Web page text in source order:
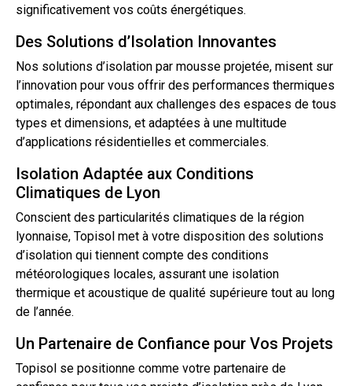
significativement vos coûts énergétiques.
Des Solutions d’Isolation Innovantes
Nos solutions d’isolation par mousse projetée, misent sur
l’innovation pour vous offrir des performances thermiques
optimales, répondant aux challenges des espaces de tous
types et dimensions, et adaptées à une multitude
d’applications résidentielles et commerciales.
Isolation Adaptée aux Conditions
Climatiques de Lyon
Conscient des particularités climatiques de la région
lyonnaise, Topisol met à votre disposition des solutions
d’isolation qui tiennent compte des conditions
météorologiques locales, assurant une isolation
thermique et acoustique de qualité supérieure tout au long
de l’année.
Un Partenaire de Confiance pour Vos Projets
Topisol se positionne comme votre partenaire de